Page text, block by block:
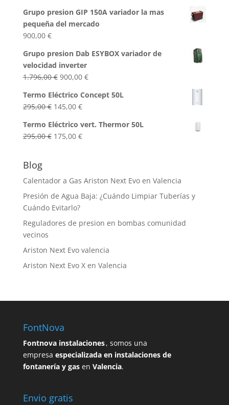
original
era:
actual
es:
Grupo presion GIP 150A variador la mas
pequeña del mercado
900,00 €
Grupo presion Dab ESYBOX variador de
velocidad inverter
1.796,00€ El
original
era:
1.796,00 €.
900,00 €El
actual
900,00 €.
Termo Eléctrico Concept 50L
295,00€ El
original
era:
145,00 €El
actual
es:
Termo Eléctrico vert. Thermor 50L
295,00€ El
295,00 €.
175,00 €El
175,00 €.
Blog
Calentador a Gas Ariston Next Evo en Valencia
Presión de Agua Baja: ¿Cuándo Limpiar Tuberías y
Cuándo Evitarlo?
Reguladores de presion en bombas comunidad
vecinos
Ariston Next Evo valencia
Ariston Next Evo X en Valencia
FontNova
Fontnova instalaciones, somos una
empresa especializada en instalaciones de
fontanería y gasen Valencia.
Envio gratis